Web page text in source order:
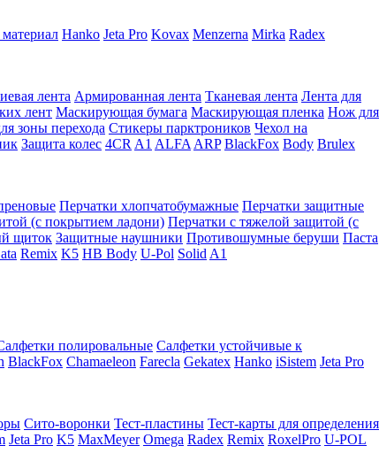
Hanko Jeta Pro Kovax Menzerna Mirka Radex
лента Армированная лента Тканевая лента Лента для
лент Маскирующая бумага Маскирующая пленка Нож для
зоны перехода Стикеры парктроников Чехол на
Защита колес 4CR A1 ALFA ARP BlackFox Body Brulex
Перчатки хлопчатобумажные Перчатки защитные
(с покрытием ладони) Перчатки с тяжелой защитой (с
щиток Защитные наушники Противошумные беруши Паста
Remix K5 HB Body U-Pol Solid A1
полировальные Салфетки устойчивые к
BlackFox Chamaeleon Farecla Gekatex Hanko iSistem Jeta Pro
Сито-воронки Тест-пластины Тест-карты для определения
Jeta Pro K5 MaxMeyer Omega Radex Remix RoxelPro U-POL